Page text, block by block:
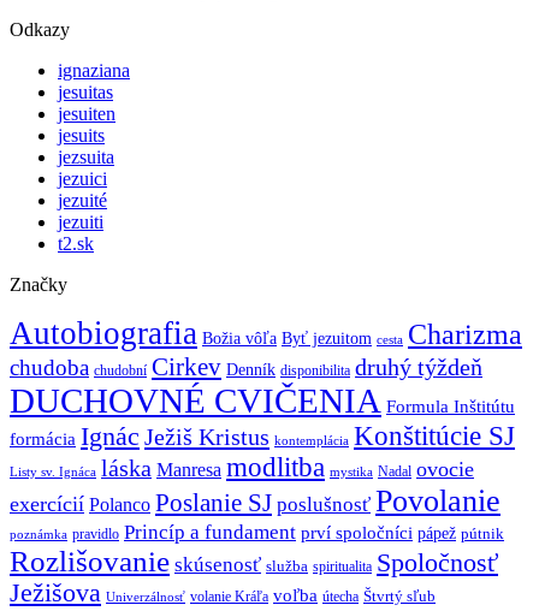
Odkazy
ignaziana
jesuitas
jesuiten
jesuits
jezsuita
jezuici
jezuité
jezuiti
t2.sk
Značky
Autobiografia Božia vôľa Byť jezuitom cesta Charizma
chudoba chudobní Cirkev Denník disponibilita druhý týždeň
DUCHOVNÉ CVIČENIA Formula Inštitútu
formácia Ignác Ježiš Kristus kontemplácia Konštitúcie SJ
Listy sv. Ignáca láska Manresa modlitba mystika Nadal ovocie
exercícií Polanco Poslanie SJ poslušnosť Povolanie
poznámka pravidlo Princíp a fundament prví spoločníci pápež pútnik
Rozlišovanie skúsenosť služba spiritualita Spoločnosť
Ježišova Univerzálnosť volanie Kráľa voľba útecha Štvrtý sľub